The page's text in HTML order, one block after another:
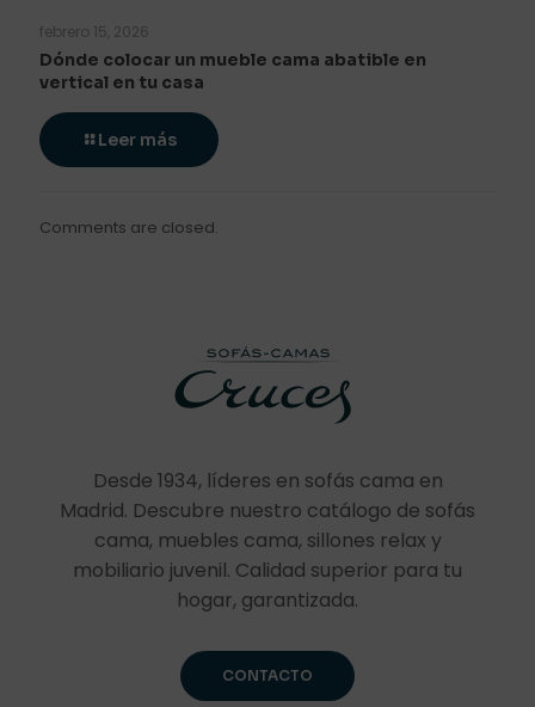
febrero 15, 2026
Dónde colocar un mueble cama abatible en
vertical en tu casa
Leer más
Comments are closed.
Desde 1934, líderes en sofás cama en
Madrid. Descubre nuestro catálogo de sofás
cama, muebles cama, sillones relax y
mobiliario juvenil. Calidad superior para tu
hogar, garantizada.
CONTACTO